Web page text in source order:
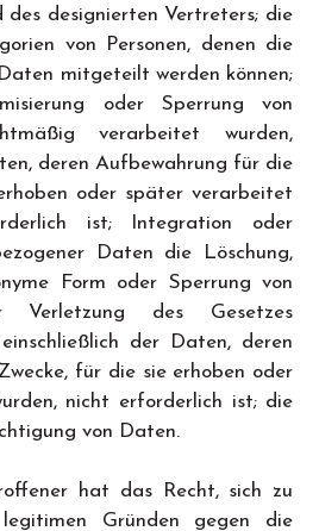
des designierten Vertreters; die
von Personen, denen die
mitgeteilt werden können;
oder Sperrung von
verarbeitet wurden,
deren Aufbewahrung für die
oder später verarbeitet
ist; Integration oder
Daten die Löschung,
Form oder Sperrung von
des Gesetzes
der Daten, deren
für die sie erhoben oder
nicht erforderlich ist; die
von Daten.
hat das Recht, sich zu
Gründen gegen die